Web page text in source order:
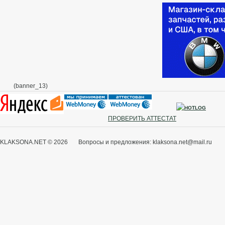
(banner_13)
ПРОВЕРИТЬ АТТЕСТАТ
KLAKSONA.NET © 2026 Вопросы и предложения: klaksona.net@mail.ru